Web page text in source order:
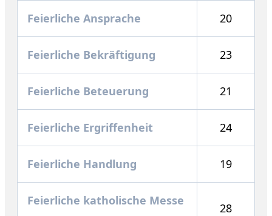
Feierliche Ansprache 20
Feierliche Bekräftigung 23
Feierliche Beteuerung 21
Feierliche Ergriffenheit 24
Feierliche Handlung 19
Feierliche katholische Messe
28